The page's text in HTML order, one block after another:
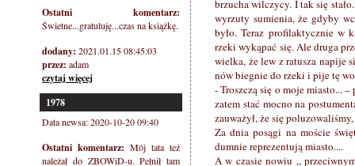
Ostatni komentarz:
Świetne...gratuluję...czas na książkę.
dodany: 2021.01.15 08:45:03
przez: adam
czytaj więcej
1978
Data newsa: 2020-10-20 09:40
Ostatni komentarz: Mój tata też
należał do ZBOWiD-u. Pełnił tam
brzucha wilczycy. I tak się
wyrzuty sumienia, że gdyby
było. Teraz profilaktycznie w
rzeki wykąpać się. Ale druga
wielka, że lew z ratusza napije
nów biegnie do rzeki i pije tę
- Troszczą się o moje miasto...
zatem stać mocno na
zauważył, że się
Za dnia posągi na moście
dumnie reprezentują miasto....
A w czasie nowiu „